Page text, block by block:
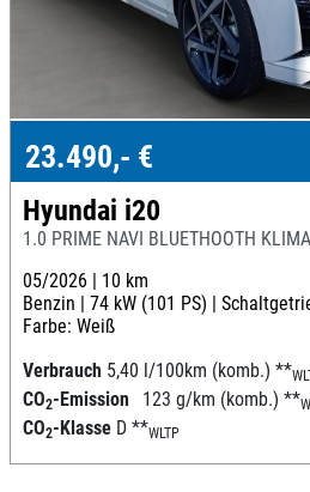
23.490,- €
Hyundai i20
1.0 PRIME NAVI BLUETHOOTH
05/2026 | 10 km
Benzin | 74 kW (101 PS) |
Farbe: Weiß
Verbrauch 5,40 l/100km (komb.) **
CO2-Emission 123 g/km (komb.) **
CO2-Klasse D **WLTP